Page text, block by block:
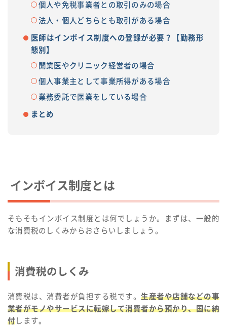
個人や免税事業者との取引のみの場合
法人・個人どちらとも取引がある場合
医師はインボイス制度への登録が必要？【勤務形
態別】
開業医やクリニック経営者の場合
個人事業主として事業所得がある場合
業務委託で医業をしている場合
まとめ
インボイス制度とは
そもそもインボイス制度とは何でしょうか。まずは、一般的
な消費税のしくみからおさらいしましょう。
消費税のしくみ
消費税は、消費者が負担する税です。生産者や店舗などの事
業者がモノやサービスに転嫁して消費者から預かり、国に納
付 します。